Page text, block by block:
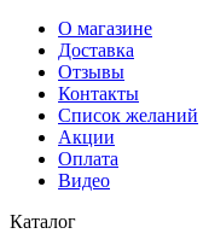
О магазине
Доставка
Отзывы
Контакты
Список желаний
Акции
Оплата
Видео
Каталог